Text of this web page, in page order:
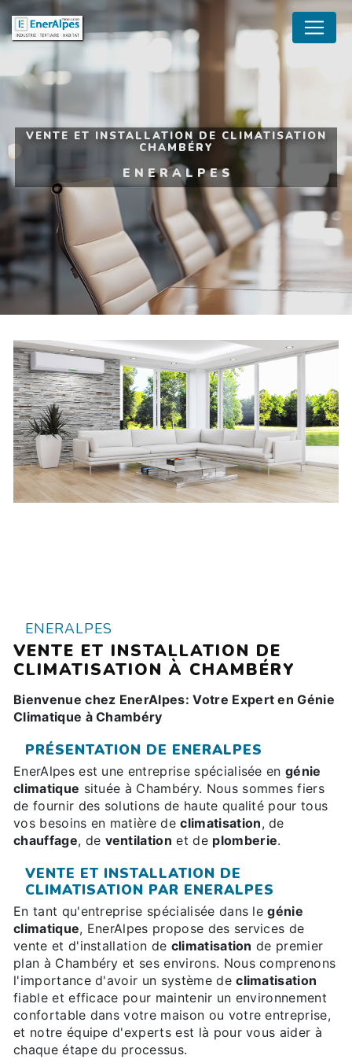
VENTE ET INSTALLATION DE CLIMATISATION
CHAMBÉRY
ENERALPES
ENERALPES
VENTE ET INSTALLATION DE
CLIMATISATION À CHAMBÉRY
Bienvenue chez EnerAlpes: Votre Expert en Génie
Climatique à Chambéry
PRÉSENTATION DE ENERALPES
EnerAlpes est une entreprise spécialisée engénie
climatique située à Chambéry. Nous sommes fiers
de fournir des solutions de haute qualité pour tous
vos besoins en matière declimatisation, de
chauffage, de ventilation et de plomberie.
VENTE ET INSTALLATION DE
CLIMATISATION PAR ENERALPES
En tant qu'entreprise spécialisée dans legénie
climatique, EnerAlpes propose des services de
vente et d'installation de climatisation de premier
plan à Chambéry et ses environs. Nous comprenons
l'importance d'avoir un système declimatisation
fiable et efficace pour maintenir un environnement
confortable dans votre maison ou votre entreprise,
et notre équipe d'experts est là pour vous aider à
chaque étape du processus.
Panneau de gestion des cookies